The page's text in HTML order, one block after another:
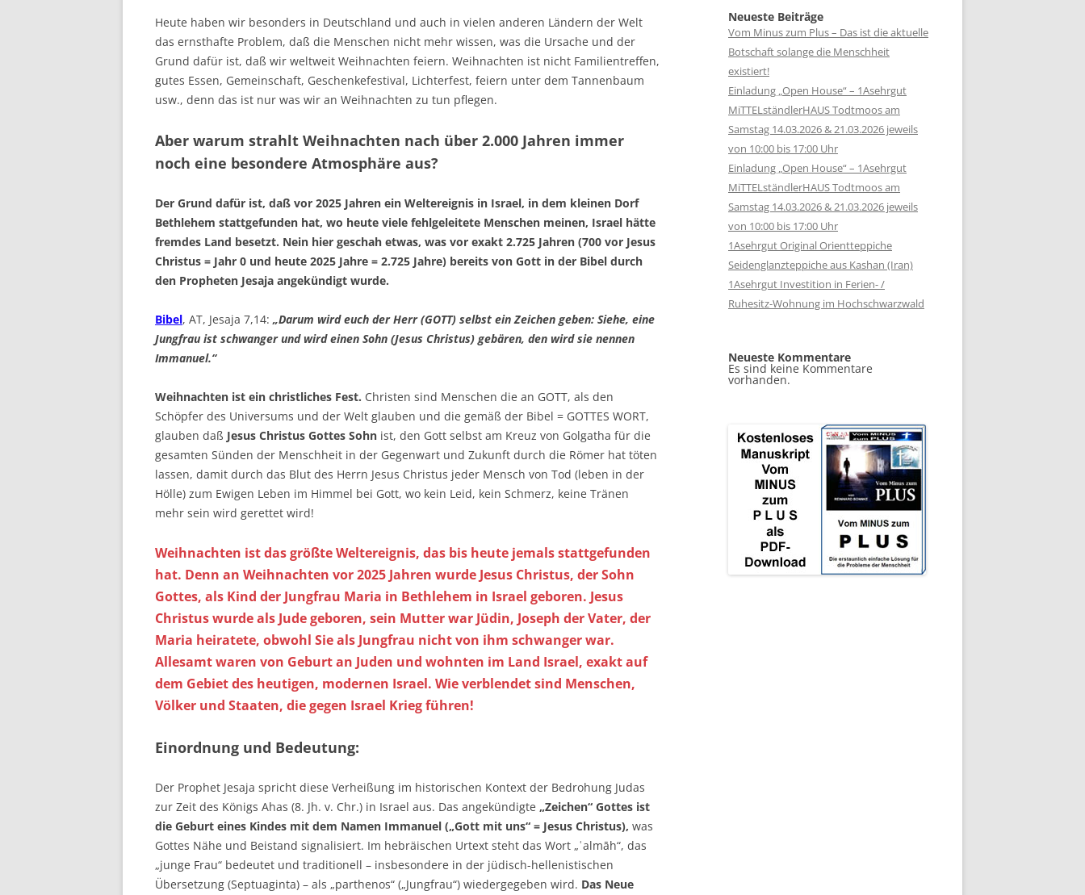
Heute haben wir besonders in Deutschland und auch in vielen anderen Ländern der Welt
das ernsthafte Problem, daß die Menschen nicht mehr wissen, was die Ursache und der
Grund dafür ist, daß wir weltweit Weihnachten feiern. Weihnachten ist nicht Familientreffen,
gutes Essen, Gemeinschaft, Geschenkefestival, Lichterfest, feiern unter dem Tannenbaum
usw., denn das ist nur was wir an Weihnachten zu tun pflegen.
Aber warum strahlt Weihnachten nach über 2.000 Jahren immer
noch eine besondere Atmosphäre aus?
Der Grund dafür ist, daß vor 2025 Jahren ein Weltereignis in Israel, in dem kleinen Dorf
Bethlehem stattgefunden hat, wo heute viele fehlgeleitete Menschen meinen, Israel hätte
fremdes Land besetzt. Nein hier geschah etwas, was vor exakt 2.725 Jahren (700 vor Jesus
Christus = Jahr 0 und heute 2025 Jahre = 2.725 Jahre) bereits von Gott in der Bibel durch
den Propheten Jesaja angekündigt wurde.
Bibel, AT, Jesaja 7,14: „Darum wird euch der Herr (GOTT) selbst ein Zeichen geben: Siehe, eine
Jungfrau ist schwanger und wird einen Sohn (Jesus Christus) gebären, den wird sie nennen
Immanuel.“
Weihnachten ist ein christliches Fest. Christen sind Menschen die an GOTT, als den
Schöpfer des Universums und der Welt glauben und die gemäß der Bibel = GOTTES WORT,
glauben daß Jesus Christus Gottes Sohn ist, den Gott selbst am Kreuz von Golgatha für die
gesamten Sünden der Menschheit in der Gegenwart und Zukunft durch die Römer hat töten
lassen, damit durch das Blut des Herrn Jesus Christus jeder Mensch von Tod (leben in der
Hölle) zum Ewigen Leben im Himmel bei Gott, wo kein Leid, kein Schmerz, keine Tränen
mehr sein wird gerettet wird!
Weihnachten ist das größte Weltereignis, das bis heute jemals stattgefunden
hat. Denn an Weihnachten vor 2025 Jahren wurde Jesus Christus, der Sohn
Gottes, als Kind der Jungfrau Maria in Bethlehem in Israel geboren. Jesus
Christus wurde als Jude geboren, sein Mutter war Jüdin, Joseph der Vater, der
Maria heiratete, obwohl Sie als Jungfrau nicht von ihm schwanger war.
Allesamt waren von Geburt an Juden und wohnten im Land Israel, exakt auf
dem Gebiet des heutigen, modernen Israel. Wie verblendet sind Menschen,
Völker und Staaten, die gegen Israel Krieg führen!
Einordnung und Bedeutung:
Der Prophet Jesaja spricht diese Verheißung im historischen Kontext der Bedrohung Judas
zur Zeit des Königs Ahas (8. Jh. v. Chr.) in Israel aus. Das angekündigte „Zeichen“ Gottes ist
die Geburt eines Kindes mit dem Namen Immanuel („Gott mit uns“ = Jesus Christus), was
Gottes Nähe und Beistand signalisiert. Im hebräischen Urtext steht das Wort „ʿalmāh“, das
„junge Frau“ bedeutet und traditionell – insbesondere in der jüdisch-hellenistischen
Übersetzung (Septuaginta) – als „parthenos“ („Jungfrau“) wiedergegeben wird. Das Neue
Neueste Beiträge
Vom Minus zum Plus – Das ist die aktuelle
Botschaft solange die Menschheit
existiert!
Einladung „Open House“ – 1Asehrgut
MiTTELständlerHAUS Todtmoos am
Samstag 14.03.2026 & 21.03.2026 jeweils
von 10:00 bis 17:00 Uhr
Einladung „Open House“ – 1Asehrgut
MiTTELständlerHAUS Todtmoos am
Samstag 14.03.2026 & 21.03.2026 jeweils
von 10:00 bis 17:00 Uhr
1Asehrgut Original Orientteppiche
Seidenglanzteppiche aus Kashan (Iran)
1Asehrgut Investition in Ferien- /
Ruhesitz-Wohnung im Hochschwarzwald
Neueste Kommentare
Es sind keine Kommentare
vorhanden.